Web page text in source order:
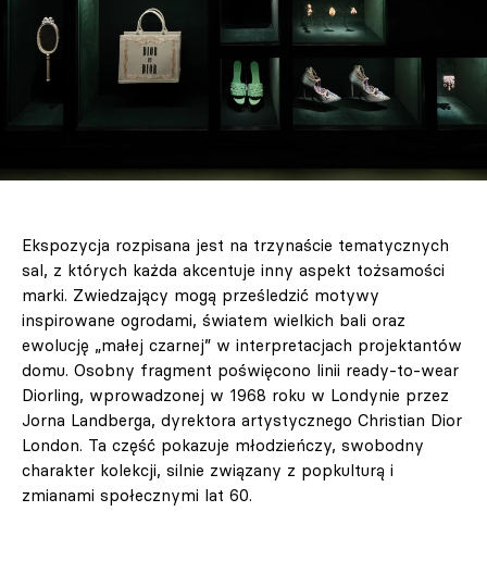
Ekspozycja rozpisana jest na trzynaście tematycznych
sal, z których każda akcentuje inny aspekt tożsamości
marki. Zwiedzający mogą prześledzić motywy
inspirowane ogrodami, światem wielkich bali oraz
ewolucję „małej czarnej” w interpretacjach projektantów
domu. Osobny fragment poświęcono linii ready‑to‑wear
Diorling, wprowadzonej w 1968 roku w Londynie przez
Jorna Landberga, dyrektora artystycznego Christian Dior
London. Ta część pokazuje młodzieńczy, swobodny
charakter kolekcji, silnie związany z popkulturą i
zmianami społecznymi lat 60.